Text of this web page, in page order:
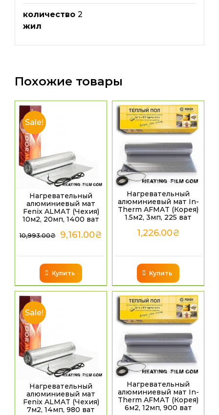
количество
жил
2
Похожие товары
Sale!
Нагревательный
алюминиевый мат
Fenix ALMAT (Чехия)
10м2, 20мп, 1400 ват
10,993.00₴ 9,161.00₴
Купить
Нагревательный
алюминиевый мат In-
Therm AFMAT (Корея)
1.5м2, 3мп, 225 ват
1,226.00₴
Купить
Sale!
Нагревательный
алюминиевый мат
Fenix ALMAT (Чехия)
7м2, 14мп, 980 ват
Нагревательный
алюминиевый мат In-
Therm AFMAT (Корея)
6м2, 12мп, 900 ват